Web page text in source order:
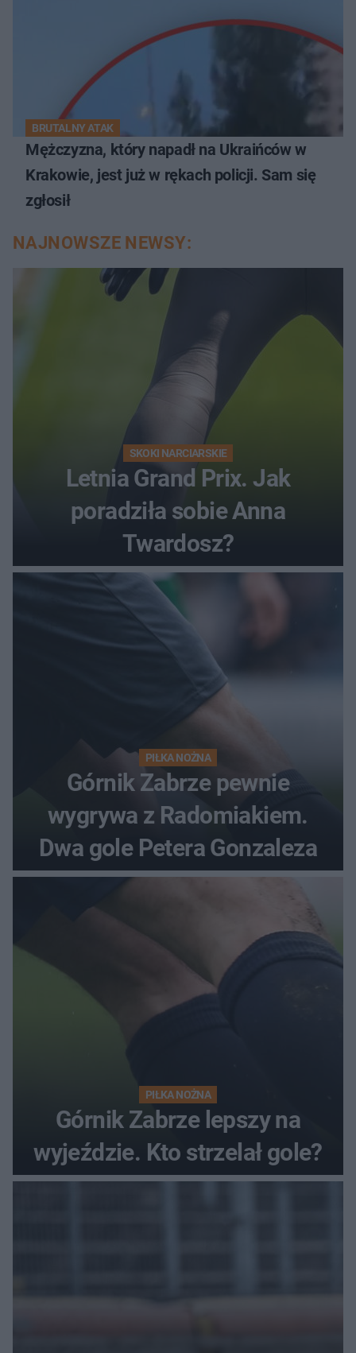
BRUTALNY ATAK
Mężczyzna, który napadł na Ukraińców w
Krakowie, jest już w rękach policji. Sam się
zgłosił
NAJNOWSZE NEWSY:
SKOKI NARCIARSKIE
Letnia Grand Prix. Jak
poradziła sobie Anna
Twardosz?
PIŁKA NOŻNA
Górnik Zabrze pewnie
wygrywa z Radomiakiem.
Dwa gole Petera Gonzaleza
PIŁKA NOŻNA
Górnik Zabrze lepszy na
wyjeździe. Kto strzelał gole?